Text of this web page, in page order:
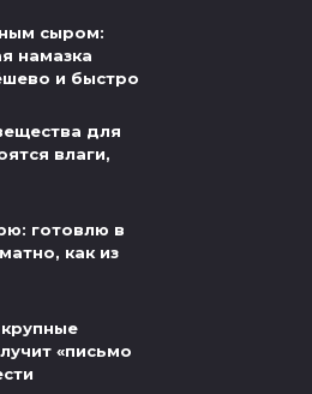
сыром:
намазка
и быстро
для
влаги,
готовлю в
как из
«письмо